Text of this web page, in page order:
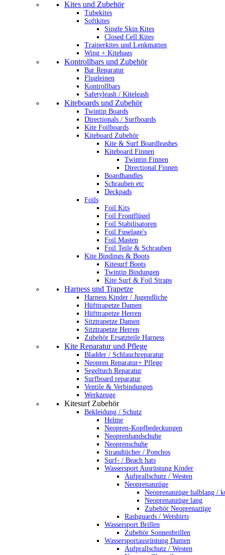
Kites und Zubehör
Tubekites
Softkites
Single Skin Kites
Closed Cell Kites
Trainerkites und Lenkmatten
Wing + Kitebags
Kontrollbars und Zubehör
Bar Reparatur
Flugleinen
Kontrollbars
Safetyleash / Kiteleash
Kiteboards und Zubehör
Twintip Boards
Directionals / Surfboards
Kite Foilboards
Kiteboard Zubehör
Kite & Surf Boardleashes
Kiteboard Finnen
Twintip Finnen
Directional Finnen
Boardhandles
Schrauben etc
Deckpads
Foils
Foil Kits
Foil Frontflügel
Foil Stabilisatoren
Foil Fuselage's
Foil Masten
Foil Teile & Schrauben
Kite Bindings & Boots
Kitesurf Boots
Twintip Bindungen
Kite Surf & Foil Straps
Harness und Trapetze
Harness Kinder / Jugendliche
Hüfttrapetze Damen
Hüfttrapetze Herren
Sitztrapetze Damen
Sitztrapetze Herren
Zubehör Ersatzteile Harness
Kite Reparatur und Pflege
Bladder / Schlauchreparatur
Neopren Reparatur+ Pflege
Segeltuch Reparatur
Surfboard reparatur
Ventile & Verbindungen
Werkzeuge
Kitesurf Zubehör
Bekleidung / Schutz
Helme
Neopren-Kopfbedeckungen
Neoprenhandschuhe
Neoprenschuhe
Strandtücher / Ponchos
Surf- / Beach hats
Wassersport Ausrüstung Kinder
Aufprallschutz / Westen
Neoprenanzüge
Neoprenanzüge halblang /
Neoprenanzüge lang
Zubehör Neoprenazüge
Rashguards / Wetshirts
Wassersport Brillen
Zubehör Sonnenbrillen
Wassersportausrüstung Damen
Aufprallschutz / Westen